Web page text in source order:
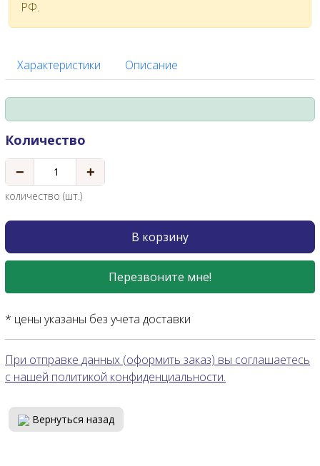
РФ.
Характеристики Описание
Количество
− +
количество (шт.)
В корзину
Перезвоните мне!
* цены указаны без учета доставки
При отправке данных (оформить заказ) вы соглашаетесь
с нашей политикой конфиденциальности.
Вернуться назад